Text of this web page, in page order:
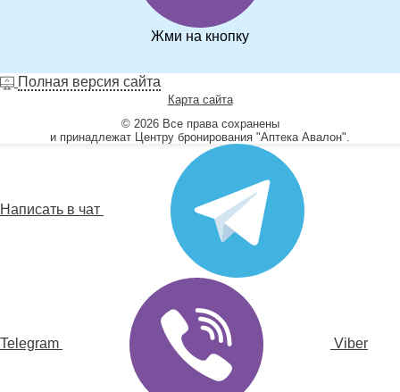
Жми на кнопку
Полная версия сайта
Карта сайта
© 2026 Все права сохранены
и принадлежат Центру бронирования "Аптека Авалон".
Написать в чат
Telegram Viber